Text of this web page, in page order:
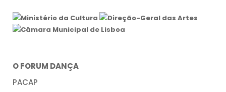
O FORUM DANÇA
PACAP